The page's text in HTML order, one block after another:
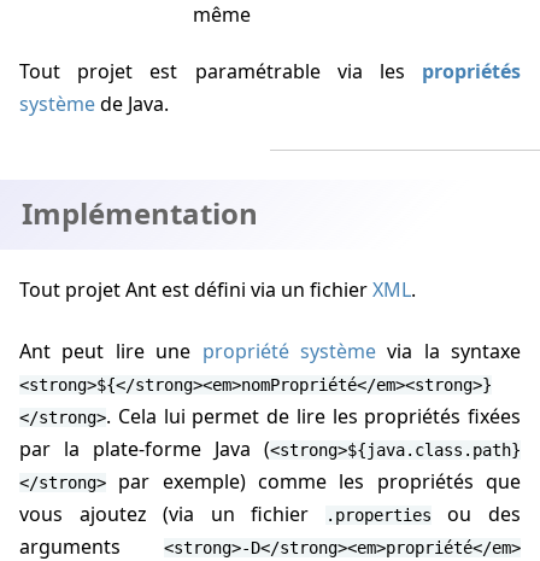
même
Tout projet est paramétrable via les propriétés
systèmede Java.
Implémentation
Tout projet Ant est défini via un fichierXML.
Ant peut lire une propriété systèmevia la syntaxe
<strong>${</strong><em>nomPropriété</em><strong>}
</strong>. Cela lui permet de lire les propriétés fixées
par la plate-forme Java (<strong>${java.class.path}
</strong>
par exemple) comme les propriétés que
vous ajoutez (via un fichier
.properties
ou des
arguments
<strong>-D</strong><em>propriété</em>